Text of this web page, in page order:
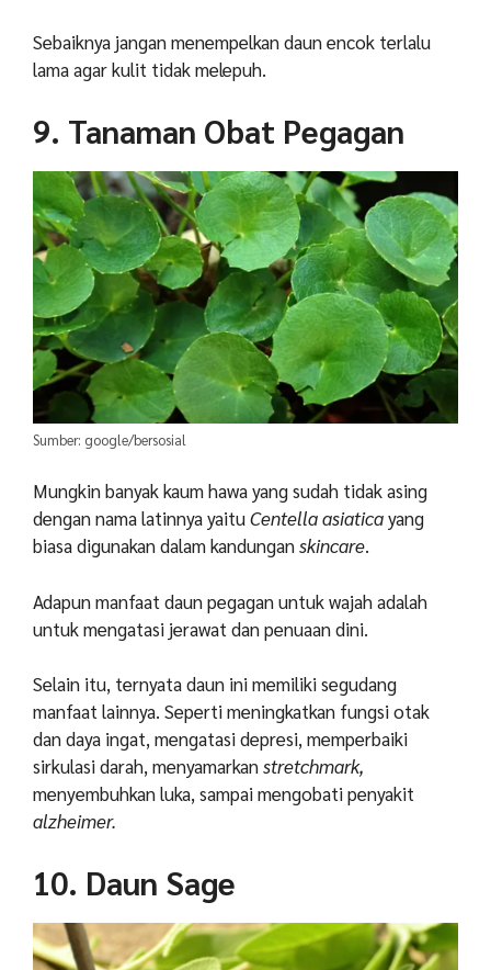
Sebaiknya jangan menempelkan daun encok terlalu
lama agar kulit tidak melepuh.
9. Tanaman Obat Pegagan
Sumber: google/bersosial
Mungkin banyak kaum hawa yang sudah tidak asing
dengan nama latinnya yaituCentella asiaticayang
biasa digunakan dalam kandunganskincare.
Adapun manfaat daun pegagan untuk wajah adalah
untuk mengatasi jerawat dan penuaan dini.
Selain itu, ternyata daun ini memiliki segudang
manfaat lainnya. Seperti meningkatkan fungsi otak
dan daya ingat, mengatasi depresi, memperbaiki
sirkulasi darah, menyamarkanstretchmark,
menyembuhkan luka, sampai mengobati penyakit
alzheimer.
10. Daun Sage